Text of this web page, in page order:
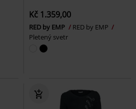
Kč 1.359,00
RED by EMP
RED by EMP
Pletený svetr